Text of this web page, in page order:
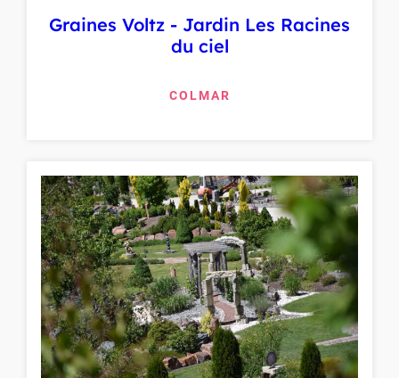
Graines Voltz - Jardin Les Racines
du ciel
COLMAR